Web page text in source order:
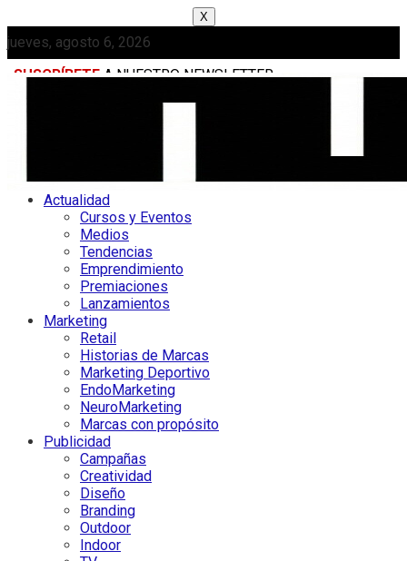
X
jueves, agosto 6, 2026
SUSCRÍBETE A NUESTRO NEWSLETTER
Actualidad
Cursos y Eventos
Medios
Tendencias
Emprendimiento
Premiaciones
Lanzamientos
Marketing
Retail
Historias de Marcas
Marketing Deportivo
EndoMarketing
NeuroMarketing
Marcas con propósito
Publicidad
Campañas
Creatividad
Diseño
Branding
Outdoor
Indoor